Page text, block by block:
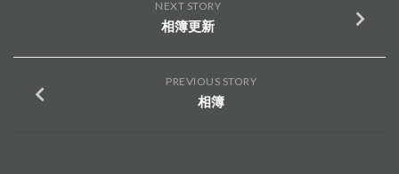
NEXT STORY
相簿更新
PREVIOUS STORY
相簿